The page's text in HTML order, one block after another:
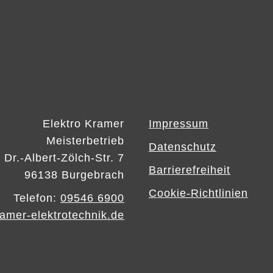
Elektro Kramer
Meisterbetrieb
Dr.-Albert-Zölch-Str. 7
96138 Burgebrach
Telefon: 09546 6900
elektrotechnik.de
Impressum
Datenschutz
Barrierefreiheit
Cookie-Richtlinien